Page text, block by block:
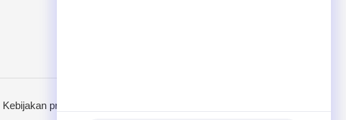
Kebijakan pribadi